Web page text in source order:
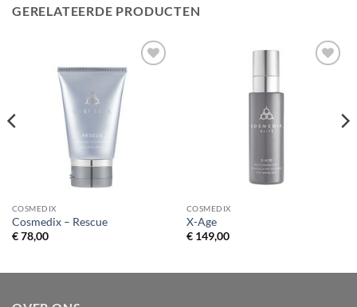
GERELATEERDE PRODUCTEN
Toevoegen
verlanglijst
COSMEDIX
Cosmedix – Rescue
€78,00
COSMEDIX
X-Age
€149,00